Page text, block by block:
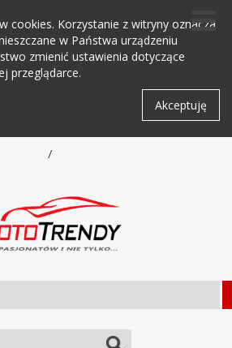
cookies. Korzystanie z witryny oznacza
w Państwa urządzeniu
zmienić ustawienia dotyczące
przeglądarce.
Akceptuję
/